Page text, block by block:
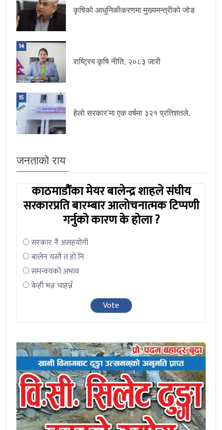
कृषिको आधुनिकीकरणमा मुख्यमन्त्रीको जोड
14
राष्ट्रिय कृषि नीति, २०८३ जारी
15
हेलो सरकार’मा एक वर्षमा ३२१ प्रतिशतले.
जनताको राय
काठमाडौंका मेयर बालेन्द्र शाहले संघीय
सरकारप्रति बारम्बार आलोचनात्मक टिप्पणी
गर्नुको कारण के होला ?
सरकार नै असहयोगी
बालेन यस्तै त हो नि
समन्वयको अभाव
केही भन्न चाहन्नँ